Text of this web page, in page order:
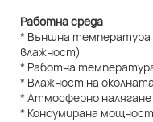
Работна среда
* Външна температура
влажност)
* Работна
* Влажност на
* Атмосферно
* Консумирана